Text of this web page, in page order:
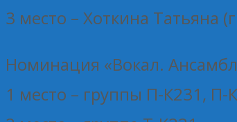
3 место – Хоткина Татьяна
Номинация «Вокал.
1 место – группы П-К231, П-